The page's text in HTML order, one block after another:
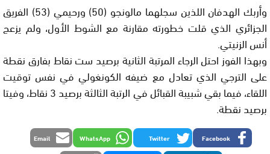
وأربك الهدفان اللذين سجلهما مالونجو (50) ورحيمي (53) الفريق
الجزائري الذي قلت خطورته مقارنة مع الشوط الأول، ولم يزعج
أنس الزنيتي.
وبهذا الفوز احتل الرجاء المرتبة الثانية برصيد ست نقاط بفارق نقطة
على الترجي الذي تعادل مع ضيفه الكونغولي في نفس توقيت
اللقاء، فيما بقي شبيبة القبائل في الرتبة الثالثة برصيد 3 نقاط، وفيتا
برصيد نقطة.
Facebook
Twitter
WhatsApp
Email